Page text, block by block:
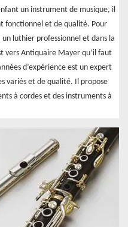
un instrument de musique, il
fonctionnel et de qualité. Pour
luthier professionnel et dans la
vers Antiquaire Mayer qu’il faut
d’expérience est un expert
variés et de qualité. Il propose
à cordes et des instruments à